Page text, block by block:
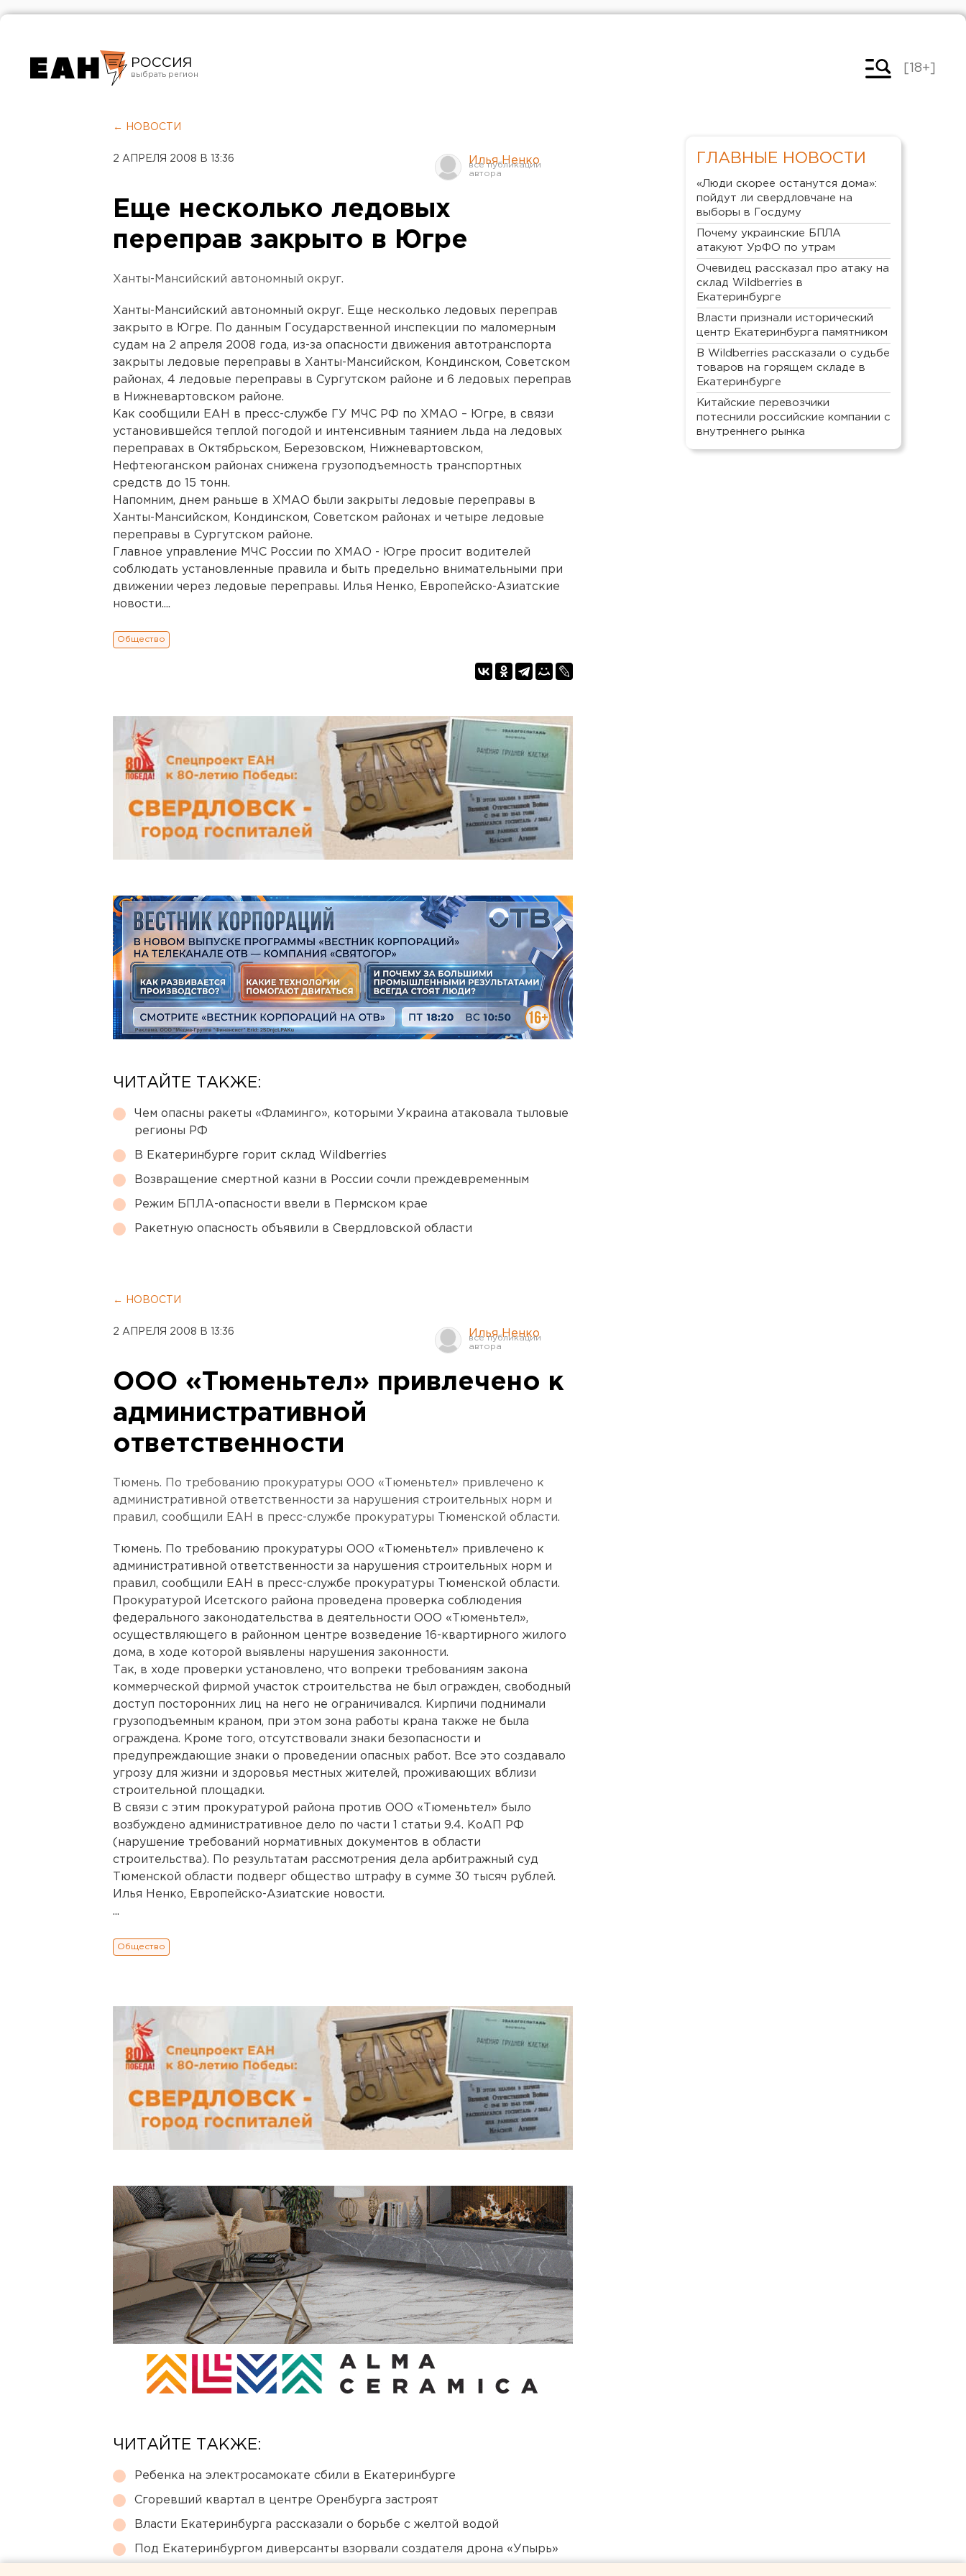
РОССИЯ
Челябинск
[18+]
← НОВОСТИ
2 АПРЕЛЯ 2008 В 13:36 Илья Ненко
Еще несколько ледовых
переправ закрыто в Югре
Ханты-Мансийский автономный округ.
Ханты-Мансийский автономный округ. Еще несколько ледовых переправ
закрыто в Югре. По данным Государственной инспекции по маломерным
судам на 2 апреля 2008 года, из-за опасности движения автотранспорта
закрыты ледовые переправы в Ханты-Мансийском, Кондинском, Советском
районах, 4 ледовые переправы в Сургутском районе и 6 ледовых переправ
в Нижневартовском районе.
Как сообщили ЕАН в пресс-службе ГУ МЧС РФ по ХМАО – Югре, в связи
установившейся теплой погодой и интенсивным таянием льда на ледовых
переправах в Октябрьском, Березовском, Нижневартовском,
Нефтеюганском районах снижена грузоподъемность транспортных
средств до 15 тонн.
Напомним, днем раньше в ХМАО были закрыты ледовые переправы в
Ханты-Мансийском, Кондинском, Советском районах и четыре ледовые
переправы в Сургутском районе.
Главное управление МЧС России по ХМАО - Югре просит водителей
соблюдать установленные правила и быть предельно внимательными при
движении через ледовые переправы. Илья Ненко, Европейско-Азиатские
новости....
Общество
ЧИТАЙТЕ ТАКЖЕ:
Чем опасны ракеты «Фламинго», которыми Украина атаковала тыловые
регионы РФ
В Екатеринбурге горит склад Wildberries
Возвращение смертной казни в России сочли преждевременным
Режим БПЛА-опасности ввели в Пермском крае
Ракетную опасность объявили в Свердловской области
← НОВОСТИ
2 АПРЕЛЯ 2008 В 13:36 Илья Ненко
ООО «Тюменьтел» привлечено к
административной
ответственности
Тюмень. По требованию прокуратуры ООО «Тюменьтел» привлечено к
административной ответственности за нарушения строительных норм и
правил, сообщили ЕАН в пресс-службе прокуратуры Тюменской области.
Тюмень. По требованию прокуратуры ООО «Тюменьтел» привлечено к
административной ответственности за нарушения строительных норм и
правил, сообщили ЕАН в пресс-службе прокуратуры Тюменской области.
Прокуратурой Исетского района проведена проверка соблюдения
федерального законодательства в деятельности ООО «Тюменьтел»,
осуществляющего в районном центре возведение 16-квартирного жилого
дома, в ходе которой выявлены нарушения законности.
Так, в ходе проверки установлено, что вопреки требованиям закона
коммерческой фирмой участок строительства не был огражден, свободный
доступ посторонних лиц на него не ограничивался. Кирпичи поднимали
грузоподъемным краном, при этом зона работы крана также не была
ограждена. Кроме того, отсутствовали знаки безопасности и
предупреждающие знаки о проведении опасных работ. Все это создавало
угрозу для жизни и здоровья местных жителей, проживающих вблизи
строительной площадки.
В связи с этим прокуратурой района против ООО «Тюменьтел» было
возбуждено административное дело по части 1 статьи 9.4. КоАП РФ
(нарушение требований нормативных документов в области
строительства). По результатам рассмотрения дела арбитражный суд
Тюменской области подверг общество штрафу в сумме 30 тысяч рублей.
Илья Ненко, Европейско-Азиатские новости.
...
Общество
ЧИТАЙТЕ ТАКЖЕ:
Ребенка на электросамокате сбили в Екатеринбурге
Сгоревший квартал в центре Оренбурга застроят
Власти Екатеринбурга рассказали о борьбе с желтой водой
Под Екатеринбургом диверсанты взорвали создателя дрона «Упырь»
ГЛАВНЫЕ НОВОСТИ
«Люди скорее останутся дома»:
пойдут ли свердловчане на
выборы в Госдуму
Почему украинские БПЛА
атакуют УрФО по утрам
Очевидец рассказал про атаку на
склад Wildberries в
Екатеринбурге
Власти признали исторический
центр Екатеринбурга памятником
В Wildberries рассказали о судьбе
товаров на горящем складе в
Екатеринбурге
Китайские перевозчики
потеснили российские компании с
внутреннего рынка